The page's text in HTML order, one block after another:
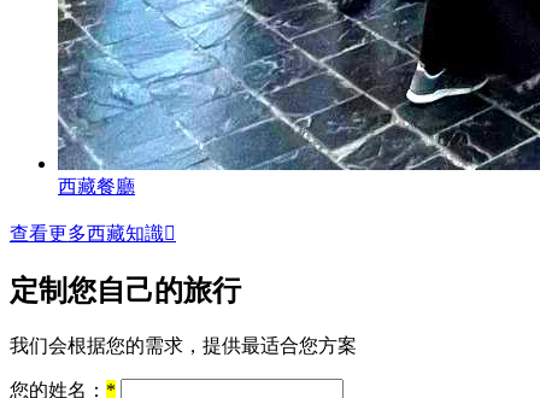
西藏餐廳
查看更多西藏知識
定制您自己的旅行
我们会根据您的需求，提供最适合您方案
您的姓名： *